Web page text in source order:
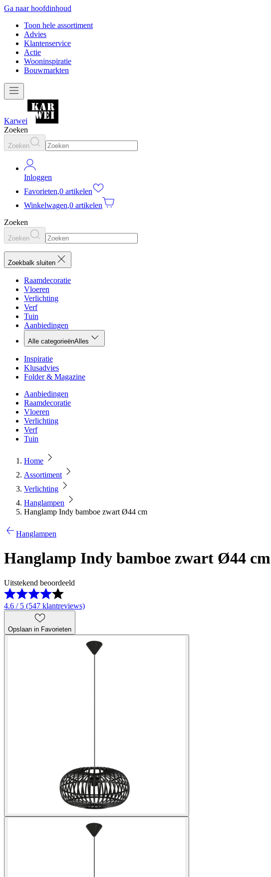
Ga naar hoofdinhoud
Toon hele assortiment
Advies
Klantenservice
Actie
Wooninspiratie
Bouwmarkten
Karwei
Zoeken
Zoeken
Inloggen
Favorieten,0 artikelen
Winkelwagen,0 artikelen
Zoeken
Zoeken
Zoekbalk sluiten
Raamdecoratie
Vloeren
Verlichting
Verf
Tuin
Aanbiedingen
Alle categorieënAlles
Inspiratie
Klusadvies
Folder & Magazine
Aanbiedingen
Raamdecoratie
Vloeren
Verlichting
Verf
Tuin
Home
Assortiment
Verlichting
Hanglampen
Hanglamp Indy bamboe zwart Ø44 cm
Hanglampen
Hanglamp Indy bamboe zwart Ø44 cm
Uitstekend beoordeeld
4.6 / 5 (547 klantreviews)
Opslaan in Favorieten